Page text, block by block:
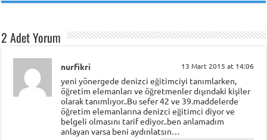
2 Adet Yorum
nurfikri 13 Mart 2015 at 14:06
yeni yönergede denizci eğitimciyi tanımlarken,
öğretim elemanları ve öğretmenler dışındaki kişiler
olarak tanımlıyor..Bu sefer 42 ve 39.maddelerde
öğretim elemanlarına denizci eğitimci diyor ve
belgeli olmasını tarif ediyor..ben anlamadım
anlayan varsa beni aydınlatsın…